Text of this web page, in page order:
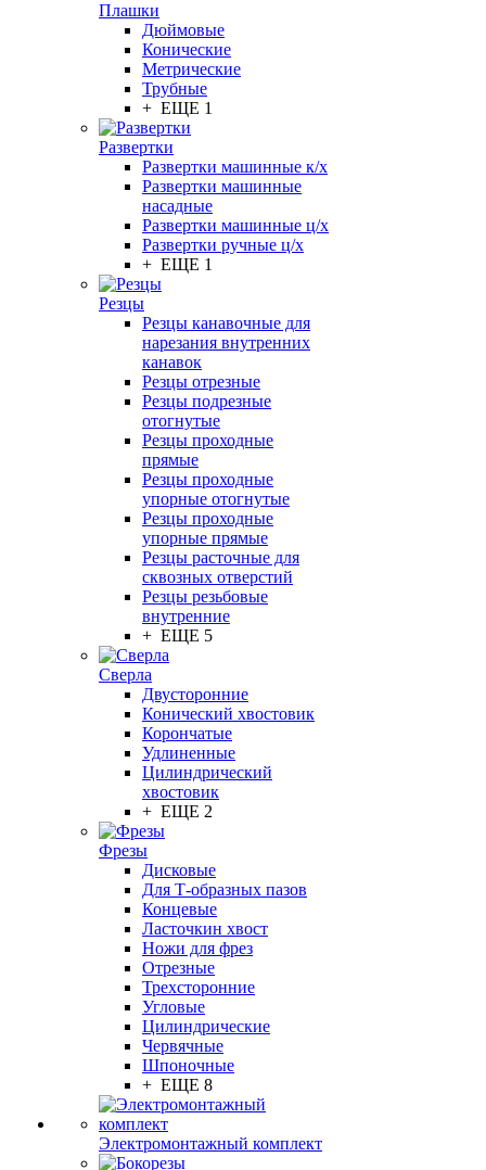
Плашки
Дюймовые
Конические
Метрические
Трубные
+ ЕЩЕ 1
Развертки
Развертки машинные к/х
Развертки машинные
насадные
Развертки машинные ц/х
Развертки ручные ц/х
+ ЕЩЕ 1
Резцы
Резцы канавочные для
нарезания внутренних
канавок
Резцы отрезные
Резцы подрезные
отогнутые
Резцы проходные
прямые
Резцы проходные
упорные отогнутые
Резцы проходные
упорные прямые
Резцы расточные для
сквозных отверстий
Резцы резьбовые
внутренние
+ ЕЩЕ 5
Сверла
Двусторонние
Конический хвостовик
Корончатые
Удлиненные
Цилиндрический
хвостовик
+ ЕЩЕ 2
Фрезы
Дисковые
Для Т-образных пазов
Концевые
Ласточкин хвост
Ножи для фрез
Отрезные
Трехсторонние
Угловые
Цилиндрические
Червячные
Шпоночные
+ ЕЩЕ 8
Электромонтажный комплект